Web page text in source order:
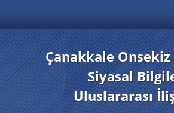
Çanakkale
Siyasal
Uluslararası